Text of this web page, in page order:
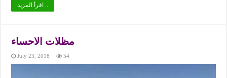
اقرأ المزيد ..
مظلات الاحساء
July 23, 2018 54